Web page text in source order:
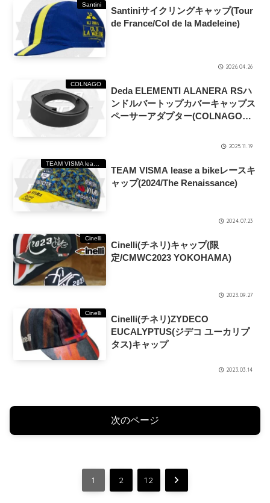
Santini
Santiniサイクリングキャップ(Tour
de France/Col de la Madeleine)
2026.04.26
COLNAGO
Deda ELEMENTI ALANERA RSハ
ンドルバートップカバーキャップス
ペーサーアダプター(COLNAGO
2025.11.19
TEAM VISMA lease a bike
TEAM VISMA lease a bikeレースキ
ャップ(2024/The Renaissance)
2024.07.23
Cinelli
Cinelli(チネリ)キャップ(限
定/CMWC2023 YOKOHAMA)
2023.09.27
Cinelli
Cinelli(チネリ)ZYDECO
EUCALYPTUS(ジデコ ユーカリプ
タス)キャップ
2023.03.14
次のページ
1 2 12 次